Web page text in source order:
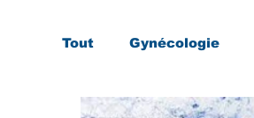
Tout Gynécologie